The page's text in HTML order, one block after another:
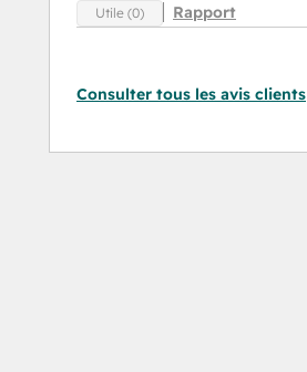
Utile (0) Rapport
Consulter tous les avis clients